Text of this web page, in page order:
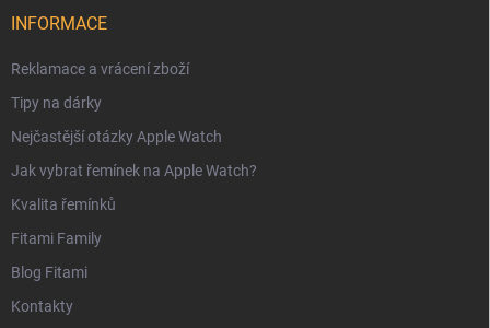
INFORMACE
Reklamace a vrácení zboží
Tipy na dárky
Nejčastější otázky Apple Watch
Jak vybrat řemínek na Apple Watch?
Kvalita řemínků
Fitami Family
Blog Fitami
Kontakty